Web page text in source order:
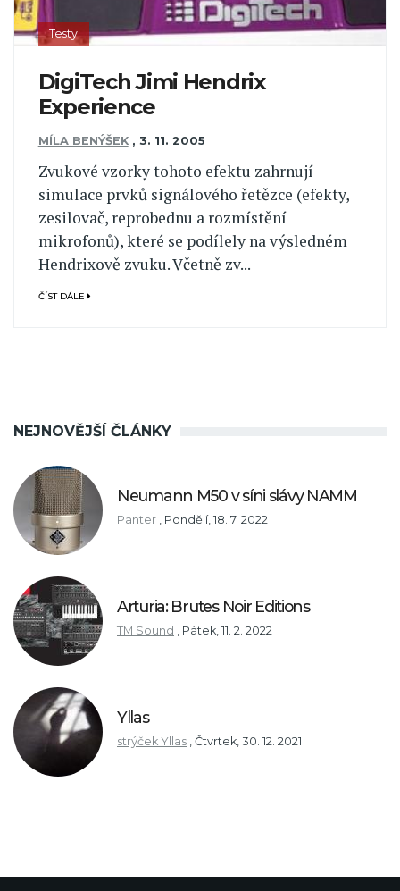
Testy
DigiTech Jimi Hendrix
Experience
MÍLA BENÝŠEK , 3. 11. 2005
Zvukové vzorky tohoto efektu zahrnují
simulace prvků signálového řetězce (efekty,
zesilovač, reprobednu a rozmístění
mikrofonů), které se podílely na výsledném
Hendrixově zvuku. Včetně zv...
ČÍST DÁLE
NEJNOVĚJŠÍ ČLÁNKY
Neumann M50 v síni slávy NAMM
Panter , Pondělí, 18. 7. 2022
Arturia: Brutes Noir Editions
TM Sound , Pátek, 11. 2. 2022
Yllas
strýček Yllas , Čtvrtek, 30. 12. 2021